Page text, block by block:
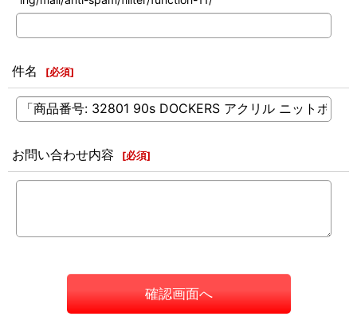
件名 [必須]
お問い合わせ内容 [必須]
確認画面へ